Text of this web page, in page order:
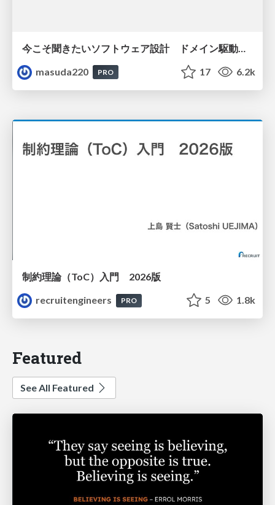
masuda220
PRO 17 6.2k
制約理論（ToC）入門 2026版
recruitengineers
PRO 5 1.8k
Featured
See All Featured